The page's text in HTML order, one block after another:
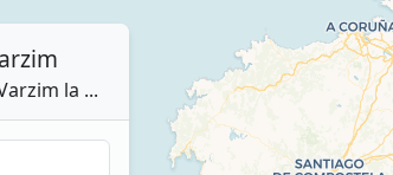
la ...